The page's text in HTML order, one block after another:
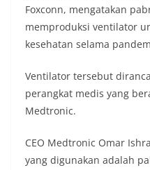
Foxconn, mengatakan
memproduksi ventilator
kesehatan selama
Ventilator tersebut
perangkat medis yang
Medtronic.
CEO Medtronic Omar
yang digunakan adalah